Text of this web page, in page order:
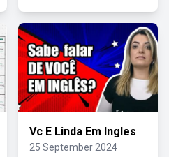
Vc E Linda Em Ingles
25 September 2024